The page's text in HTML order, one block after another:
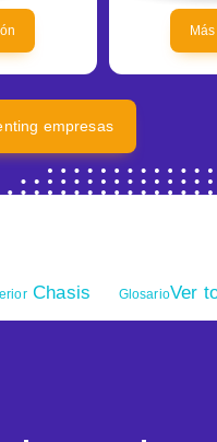
empresas
Chasis GlosarioVer